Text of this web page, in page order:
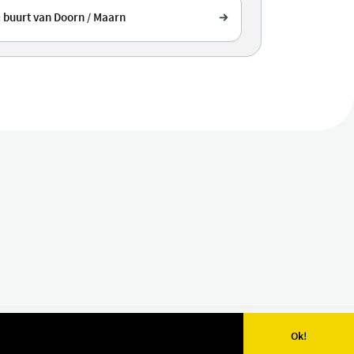
buurt van Doorn / Maarn
Ok!